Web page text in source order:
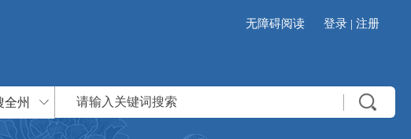
无障碍阅读 登录 | 注册
全州